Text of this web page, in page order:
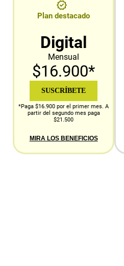
Plan destacado
Digital
Mensual
$16.900*
SUSCRÍBETE
*Paga $16.900 por el primer mes. A
partir del segundo mes paga
$21.500
MIRA LOS BENEFICIOS